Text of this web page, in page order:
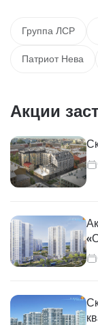
Группа ЛСР
Патриот Нева
Акции